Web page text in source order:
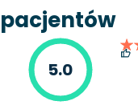
pacjentów
5.0